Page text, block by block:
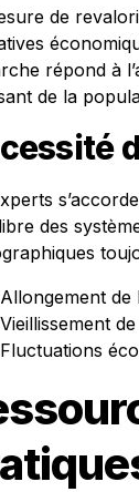
de
répond à
de la
des
Allongement de
Vieillissement
Fluctuations